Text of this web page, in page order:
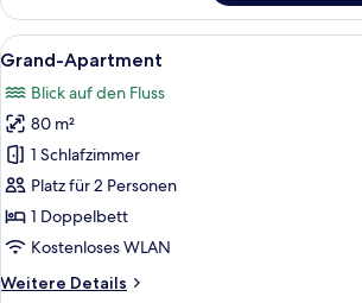
Apartment
Alle
Fotos
für
Grand-
Apartment
anzeigen
Ein
5
Grand-Apartment
Blick auf den Fluss
80 m²
1 Schlafzimmer
Platz für 2 Personen
1 Doppelbett
Kostenloses WLAN
Weitere Details
Weitere